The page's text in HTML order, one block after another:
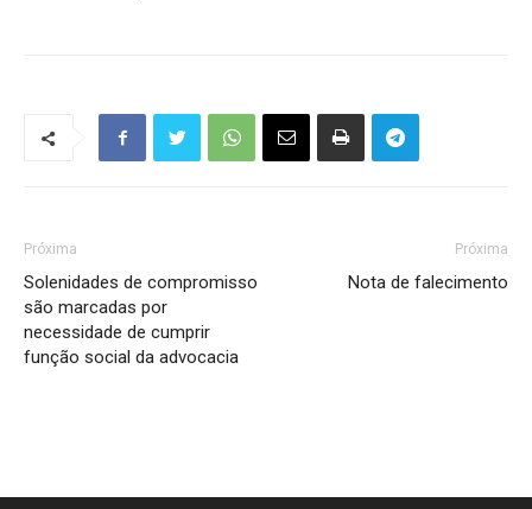
Próxima
Solenidades de compromisso
são marcadas por
necessidade de cumprir
função social da advocacia
Próxima
Nota de falecimento